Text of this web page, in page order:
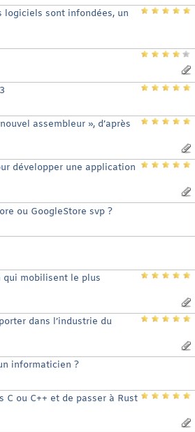
logiciels sont infondées, un
assembleur », d’après
développer une application
ou GoogleStore svp ?
qui mobilisent le plus
dans l’industrie du
informaticien ?
ou C++ et de passer à Rust